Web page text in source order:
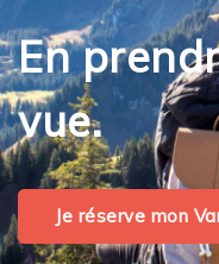
En
vue.
Je réserve mon